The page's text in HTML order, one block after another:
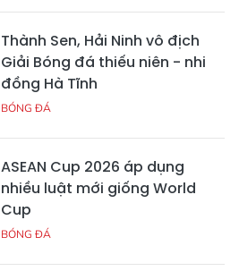
Thành Sen, Hải Ninh vô địch
Giải Bóng đá thiếu niên - nhi
đồng Hà Tĩnh
BÓNG ĐÁ
ASEAN Cup 2026 áp dụng
nhiều luật mới giống World
Cup
BÓNG ĐÁ